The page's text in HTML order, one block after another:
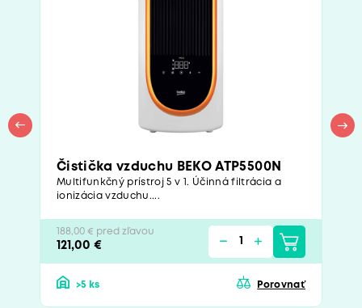
Čistička vzduchu BEKO ATP5500N
Multifunkčný prístroj 5 v 1. Účinná filtrácia a
ionizácia vzduchu....
188,00 € pred zľavou
121,00 €
>5 ks Porovnať